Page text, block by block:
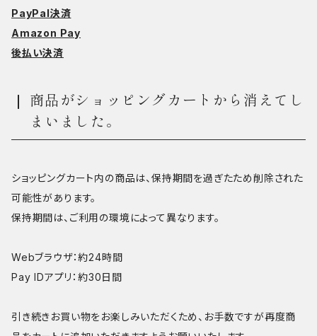
PayPal決済
Amazon Pay
後払い決済
商品がショッピングカートから消えてし
まいました。
ショッピングカート内の商品は、保持期間を過ぎたため削除された
可能性があります。
保持期間は、ご利用の環境によって異なります。
Webブラウザ：約24時間
Pay IDアプリ：約30日間
引き続きお買い物をお楽しみいただくため、お手数ですが再度商